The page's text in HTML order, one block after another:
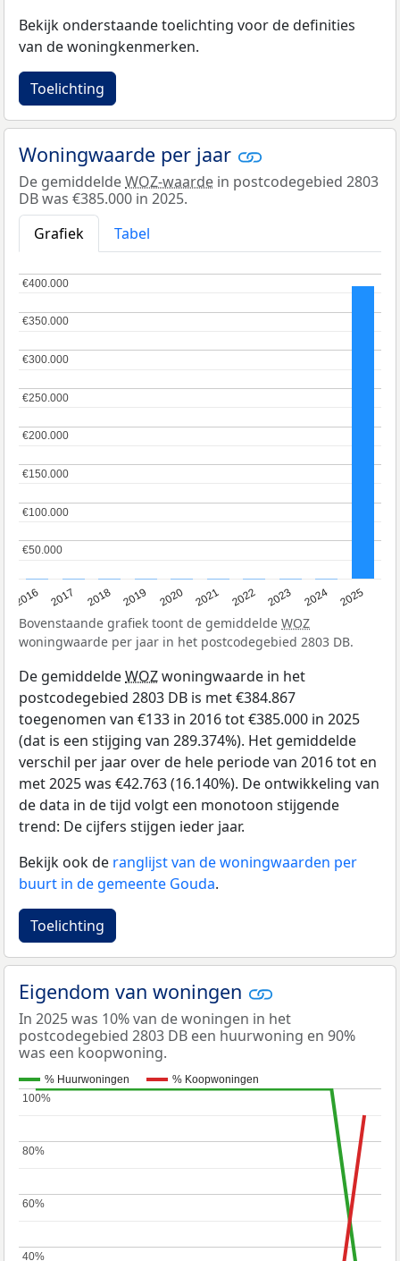
Bekijk onderstaande toelichting voor de definities
van de woningkenmerken.
Toelichting
Woningwaarde per jaar
De gemiddeldeWOZ-waarde in postcodegebied 2803
DB was €385.000 in 2025.
Grafiek
Tabel
2016 2017 2018 2019 2020 2021 2022 2023 2024 2025
€50.000
€50.000
€100.000
€100.000
€150.000
€150.000
€200.000
€200.000
€250.000
€250.000
€300.000
€300.000
€350.000
€350.000
€400.000
€400.000
Bovenstaande grafiek toont de gemiddelde WOZ
woningwaarde per jaar in het postcodegebied 2803 DB.
De gemiddeldeWOZwoningwaarde in het
postcodegebied 2803 DB is met €384.867
toegenomen van €133 in 2016 tot €385.000 in 2025
(dat is een stijging van 289.374%). Het gemiddelde
verschil per jaar over de hele periode van 2016 tot en
met 2025 was €42.763 (16.140%). De ontwikkeling van
de data in de tijd volgt een monotoon stijgende
trend: De cijfers stijgen ieder jaar.
Bekijk ook de ranglijst van de woningwaarden per
buurt in de gemeente Gouda.
Toelichting
Eigendom van woningen
In 2025 was 10% van de woningen in het
postcodegebied 2803 DB een huurwoning en 90%
was een koopwoning.
% Huurwoningen % Koopwoningen
40%
40%
60%
60%
80%
80%
100%
100%